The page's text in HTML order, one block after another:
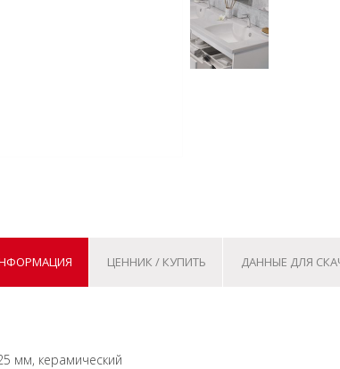
ЦЕННИК / КУПИТЬ ДАННЫЕ ДЛЯ
мм, керамический